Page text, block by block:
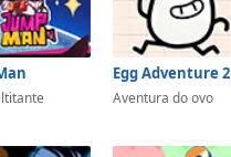
Egg Adventure 2
Aventura do ovo